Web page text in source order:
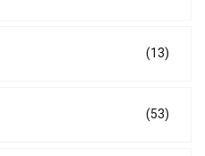
(13)
(53)